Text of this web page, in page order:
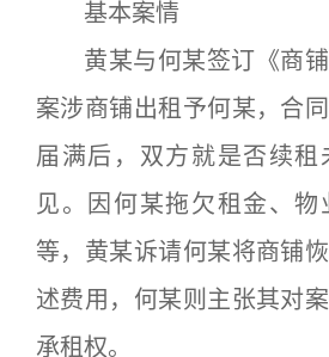
基本案情
黄某与何某签订《商铺
案涉商铺出租予何某，合
届满后，双方就是否续租
见。因何某拖欠租金、物
等，黄某诉请何某将商铺
述费用，何某则主张其对
承租权。